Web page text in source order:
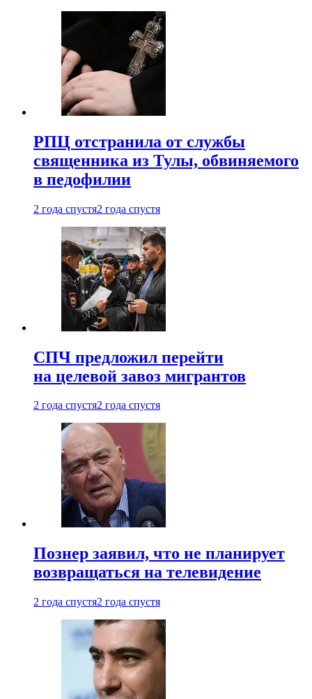
РПЦ отстранила от службы
священника из Тулы, обвиняемого
в педофилии
2 года спустя2 года спустя
СПЧ предложил перейти
на целевой завоз мигрантов
2 года спустя2 года спустя
Познер заявил, что не планирует
возвращаться на телевидение
2 года спустя2 года спустя